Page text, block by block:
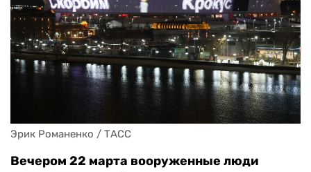
Эрик Романенко / ТАСС
Вечером 22 марта вооруженные люди